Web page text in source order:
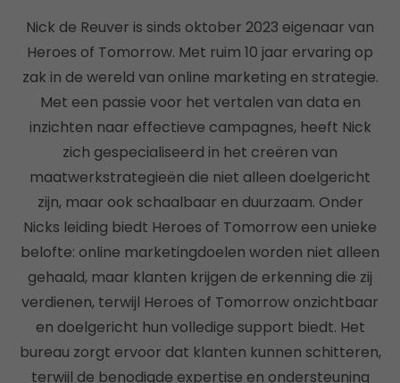
Nick de Reuver is sinds oktober 2023 eigenaar van
Heroes of Tomorrow. Met ruim 10 jaar ervaring op
zak in de wereld van online marketing en strategie.
Met een passie voor het vertalen van data en
inzichten naar effectieve campagnes, heeft Nick
zich gespecialiseerd in het creëren van
maatwerkstrategieën die niet alleen doelgericht
zijn, maar ook schaalbaar en duurzaam. Onder
Nicks leiding biedt Heroes of Tomorrow een unieke
belofte: online marketingdoelen worden niet alleen
gehaald, maar klanten krijgen de erkenning die zij
verdienen, terwijl Heroes of Tomorrow onzichtbaar
en doelgericht hun volledige support biedt. Het
bureau zorgt ervoor dat klanten kunnen schitteren,
terwijl de benodigde expertise en ondersteuning